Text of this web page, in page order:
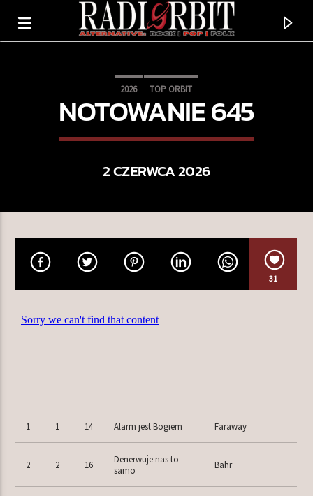
TERAZ GRAMY
KALENDARIUM MUZYCZNE
NASTĘPNIE W RAMÓWCE
EXTRA ORBIT WEEKEND
18:00 20:00
2026 TOP ORBIT
NOTOWANIE 645
2 CZERWCA 2026
31
1 1 14 Alarm jest Bogiem Faraway
2 2 16
Denerwuje nas to
samo
Bahr